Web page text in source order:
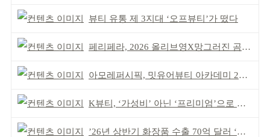
뷰티 유통 제 3지대 ‘오프뷰티’가 떴다
페리페라, 2026 올리브영X망그러진 곰 콜라보
아모레퍼시픽, 밋유어뷰티 아카데미 2기 발대식
K뷰티, ‘가성비’ 아닌 ‘프리미엄’으로 승부걸어야
’26년 상반기 화장품 수출 70억 달러 ‘역대 최고’